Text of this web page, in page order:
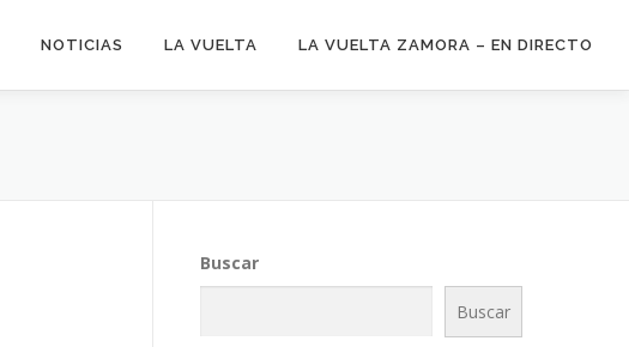
NOTICIAS LA VUELTA LA VUELTA ZAMORA – EN DIRECTO
Buscar
Buscar